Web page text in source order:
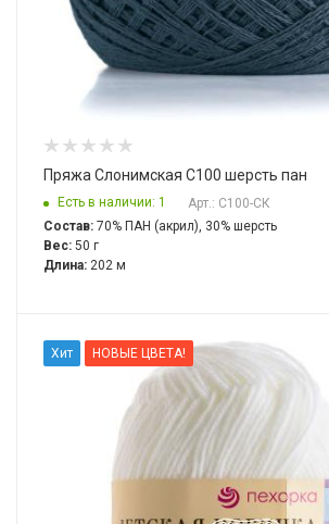
Пряжа Слонимская С100 шерсть пан
Есть в наличии: 1
Арт.: С100-СК
Состав: 70% ПАН (акрил), 30% шерсть
Вес: 50 г
Длина: 202 м
Хит НОВЫЕ ЦВЕТА!